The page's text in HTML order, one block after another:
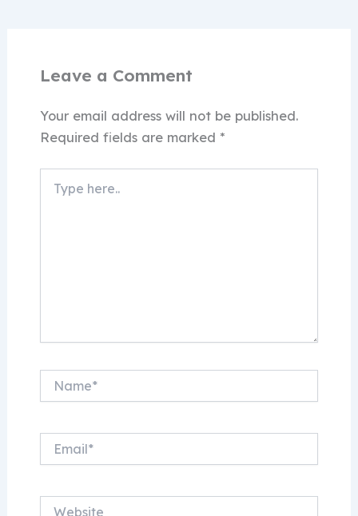
Leave a Comment
Your email address will not be published.
Required fields are marked *
here..